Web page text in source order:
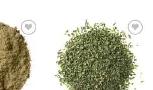
Toevoegen
aan
favorieten
Toevoegen
aan
favorieten